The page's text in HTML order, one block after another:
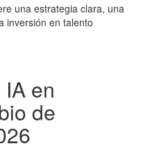
una estrategia clara, una
inversión en talento
en
de